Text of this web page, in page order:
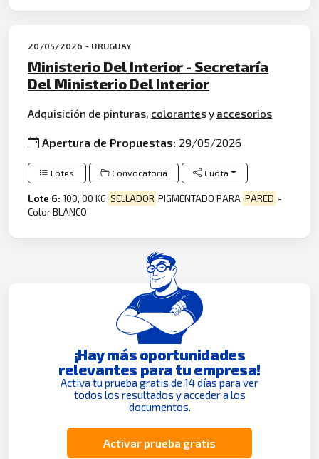
20/05/2026 - URUGUAY
Ministerio Del Interior - Secretaría
Del Ministerio Del Interior
Adquisición de pinturas, colorantes y accesorios
Apertura de Propuestas: 29/05/2026
Lotes Convocatoria Cuota
Lote 6:100, 00 KG SELLADOR PIGMENTADO PARA PARED -
Color BLANCO
¡Hay más oportunidades
relevantes para tu empresa!
Activa tu prueba gratis de 14 días para ver
todos los resultados y acceder a los
documentos.
Activar prueba gratis